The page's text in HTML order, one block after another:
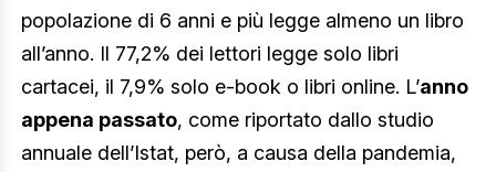
popolazione di 6 anni e più legge almeno un libro
all’anno. Il 77,2% dei lettori legge solo libri
cartacei, il 7,9% solo e-book o libri online. L’anno
appena passato, come riportato dallo studio
annuale dell’Istat, però, a causa della pandemia,